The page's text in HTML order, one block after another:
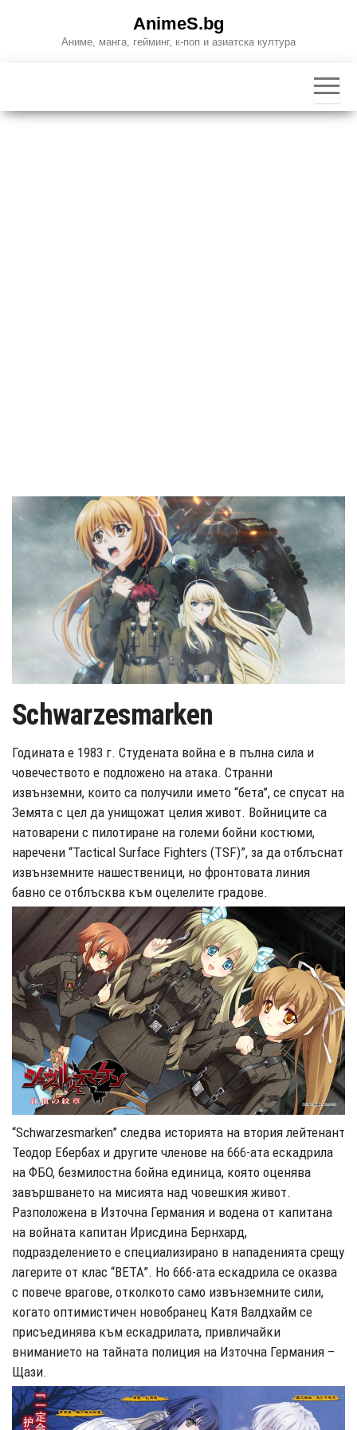
AnimeS.bg
Аниме, манга, гейминг, к-поп и азиатска култура
Schwarzesmarken
Годината е 1983 г. Студената война е в пълна сила и
човечеството е подложено на атака. Странни
извънземни, които са получили името “бета”, се спусат на
Земята с цел да унищожат целия живот. Войниците са
натоварени с пилотиране на големи бойни костюми,
наречени “Tactical Surface Fighters (TSF)”, за да отблъснат
извънземните нашественици, но фронтовата линия
бавно се отблъсква към оцелелите градове.
“Schwarzesmarken” следва историята на втория лейтенант
Теодор Ебербах и другите членове на 666-ата ескадрила
на ФБО, безмилостна бойна единица, която оценява
завършването на мисията над човешкия живот.
Разположена в Източна Германия и водена от капитана
на войната капитан Ирисдина Бернхард,
подразделението е специализирано в нападенията срещу
лагерите от клас “BETA”. Но 666-ата ескадрила се оказва
с повече врагове, отколкото само извънземните сили,
когато оптимистичен новобранец Катя Валдхайм се
присъединява към ескадрилата, привличайки
вниманието на тайната полиция на Източна Германия –
Щази.